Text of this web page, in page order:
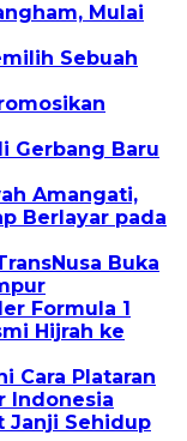
Mulai
Sebuah
Gerbang Baru
Amangati,
Berlayar pada
Buka
Formula 1
Hijrah ke
Cara Plataran
Indonesia
Janji Sehidup